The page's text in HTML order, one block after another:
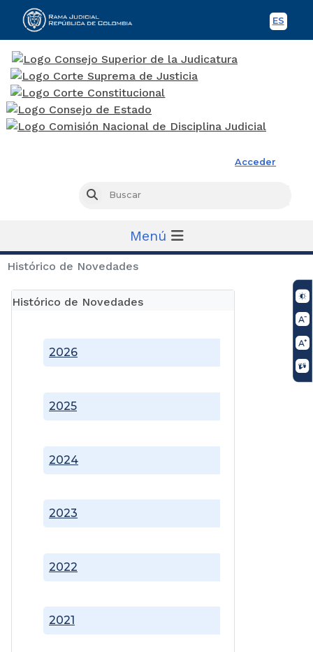
ES
Acceder
Buscar
Menú
Histórico de Novedades
Histórico de Novedades
2021
2022
2023
2024
2025
2026